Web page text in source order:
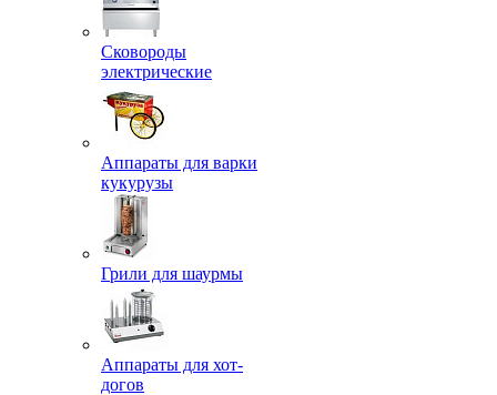
Сковороды
электрические
Аппараты для варки
кукурузы
Грили для шаурмы
Аппараты для хот-
догов